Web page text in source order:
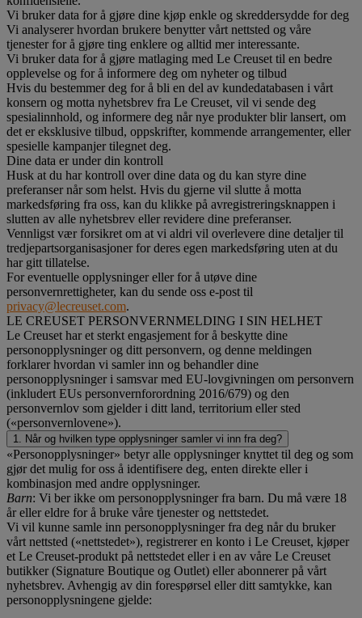
Vi bruker data for å gjøre dine kjøp enkle og skreddersydde for deg
Vi analyserer hvordan brukere benytter vårt nettsted og våre
tjenester for å gjøre ting enklere og alltid mer interessante.
Vi bruker data for å gjøre matlaging med Le Creuset til en bedre
opplevelse og for å informere deg om nyheter og tilbud
Hvis du bestemmer deg for å bli en del av kundedatabasen i vårt
konsern og motta nyhetsbrev fra Le Creuset, vil vi sende deg
spesialinnhold, og informere deg når nye produkter blir lansert, om
det er eksklusive tilbud, oppskrifter, kommende arrangementer, eller
spesielle kampanjer tilegnet deg.
Dine data er under din kontroll
Husk at du har kontroll over dine data og du kan styre dine
preferanser når som helst. Hvis du gjerne vil slutte å motta
markedsføring fra oss, kan du klikke på avregistreringsknappen i
slutten av alle nyhetsbrev eller revidere dine preferanser.
Vennligst vær forsikret om at vi aldri vil overlevere dine detaljer til
tredjepartsorganisasjoner for deres egen markedsføring uten at du
har gitt tillatelse.
For eventuelle opplysninger eller for å utøve dine
personvernrettigheter, kan du sende oss e-post til
privacy@lecreuset.com.
LE CREUSET PERSONVERNMELDING I SIN HELHET
Le Creuset har et sterkt engasjement for å beskytte dine
personopplysninger og ditt personvern, og denne meldingen
forklarer hvordan vi samler inn og behandler dine
personopplysninger i samsvar med EU-lovgivningen om personvern
(inkludert EUs personvernforordning 2016/679) og den
personvernlov som gjelder i ditt land, territorium eller sted
(«personvernlovene»).
1. Når og hvilken type opplysninger samler vi inn fra deg?
«Personopplysninger» betyr alle opplysninger knyttet til deg og som
gjør det mulig for oss å identifisere deg, enten direkte eller i
kombinasjon med andre opplysninger.
Barn: Vi ber ikke om personopplysninger fra barn. Du må være 18
år eller eldre for å bruke våre tjenester og nettstedet.
Vi vil kunne samle inn personopplysninger fra deg når du bruker
vårt nettsted («nettstedet»), registrerer en konto i Le Creuset, kjøper
et Le Creuset-produkt på nettstedet eller i en av våre Le Creuset
butikker (Signature Boutique og Outlet) eller abonnerer på vårt
nyhetsbrev. Avhengig av din forespørsel eller ditt samtykke, kan
personopplysningene gjelde: